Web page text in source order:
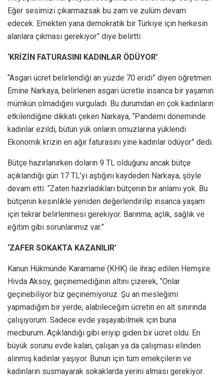
Eğer sesimizi çıkarmazsak bu zam ve zulüm devam
edecek. Emekten yana demokratik bir Türkiye için herkesin
alanlara çıkması gerekiyor” diye belirtti.
‘KRİZİN FATURASINI KADINLAR ÖDÜYOR’
“Asgari ücret belirlendiği an yüzde 70 eridi” diyen öğretmen
Emine Narkaya, belirlenen asgari ücretle insanca bir yaşamın
mümkün olmadığını vurguladı. Bu durumdan en çok kadınların
etkilendiğine dikkati çeken Narkaya, “Pandemi döneminde
kadınlar ezildi, bütün yük onların omuzlarına yüklendi.
Ekonomik krizin en ağır faturasını yine kadınlar ödüyor” dedi.
Bütçe hazırlanırken doların 9 TL olduğunu ancak bütçe
açıklandığı gün 17 TL’yi aştığını kaydeden Narkaya, şöyle
devam etti: “Zaten hazırladıkları bütçenin bir anlamı yok. Bu
bütçenin kesinlikle yeniden değerlendirilip insanca yaşam
için tekrar belirlenmesi gerekiyor. Barınma, açlık, sağlık ve
eğitim gibi sorunlarımız var.”
‘ZAFER SOKAKTA KAZANILIR’
Kanun Hükmünde Kararname (KHK) ile ihraç edilen Hemşire
Hivda Aksoy, geçinemediğinin altını çizerek, “Onlar
geçinebiliyor biz geçinemiyoruz. Şu an mesleğimi
yapmadığım bir yerde, alabileceğim ücretin en alt sınırında
çalışıyorum. Sadece evde yaşayabilmek için buna
mecburum. Açıklandığı gibi eriyip giden bir ücret oldu. En
büyük sorunu evde kalan, çalışan ya da çalışması elinden
alınmış kadınlar yaşıyor. Bunun için tüm emekçilerin ve
kadınların susmayarak sokaklarda yerini alması gerekiyor.